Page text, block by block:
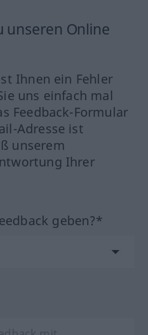
unseren Online
Ihnen ein Fehler
uns einfach mal
Feedback-Formular
Adresse ist
unserem
Ihrer
geben?*